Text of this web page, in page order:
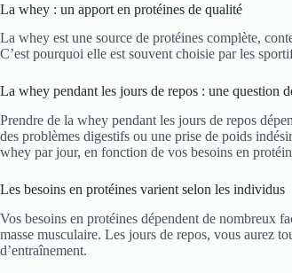
La whey : un apport en protéines de qualité
La whey est une source de protéines complète,
C’est pourquoi elle est souvent choisie par les
La whey pendant les jours de repos : une question
Prendre de la whey pendant les jours de repos
des problèmes digestifs ou une prise de poids
whey par jour, en fonction de vos besoins en
Les besoins en protéines varient selon les individus
Vos besoins en protéines dépendent de nombreux
masse musculaire. Les jours de repos, vous aurez
d’entraînement.